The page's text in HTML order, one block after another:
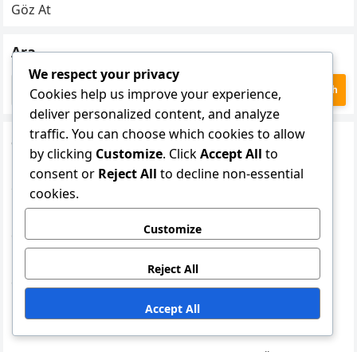
Göz At
Ara
Search
for:
Son Gönderiler
Roblox Promo Kodu: Avatar aksesuarları, Oyun
geçişleri, Eşsiz kostümler
erişim
Roblox Deneyim Ödülü: Geri bildirim ödülleri, Oyuncu
etkileşim bonusları, Sadakat eşyaları
Robux Hediye Kartı Bonusları: Hazine avları, Bulmaca
We respect your privacy
Cookies help us improve your experience,
deliver personalized content, and analyze
traffic. You can choose which cookies to allow
by clicking Customize. ClickAccept All to
consent or Reject All to decline non-essential
cookies.
Customize
Reject All
Accept All